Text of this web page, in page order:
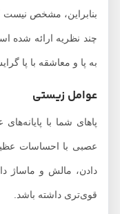
بنابراین، مشخص نیست که
چند نظریه ارائه شده است
به پا و معاشقه با پا گرایش
عوامل زیستی
پاهای شما با پایانه‌های
عصبی با احساسات عظیم و
دادن، مالش و ماساژ
قوی‌تری داشته باشد.